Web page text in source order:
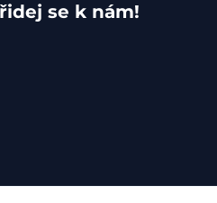
se k nám!